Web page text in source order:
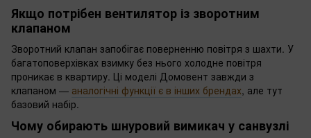
Якщо потрібен вентилятор із зворотним
клапаном
Зворотний клапан запобігає поверненню повітря з шахти. У
багатоповерхівках взимку без нього холодне повітря
проникає в квартиру. Ці моделі Домовент завжди з
клапаном — аналогічні функції є в інших брендах, але тут
базовий набір.
Чому обирають шнуровий вимикач у санвузлі